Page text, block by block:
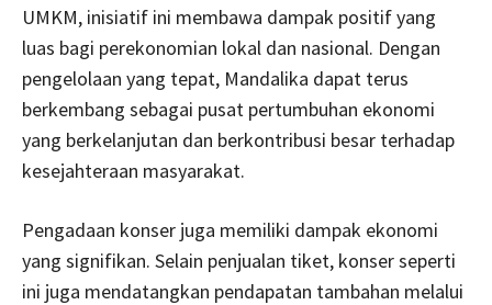
UMKM, inisiatif ini membawa dampak positif yang
luas bagi perekonomian lokal dan nasional. Dengan
pengelolaan yang tepat, Mandalika dapat terus
berkembang sebagai pusat pertumbuhan ekonomi
yang berkelanjutan dan berkontribusi besar terhadap
kesejahteraan masyarakat.
Pengadaan konser juga memiliki dampak ekonomi
yang signifikan. Selain penjualan tiket, konser seperti
ini juga mendatangkan pendapatan tambahan melalui